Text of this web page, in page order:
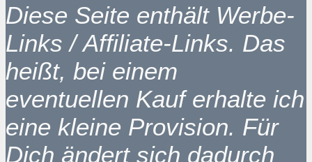
Diese Seite enthält Werbe-
Links / Affiliate-Links. Das
heißt, bei einem
eventuellen Kauf erhalte ich
eine kleine Provision. Für
Dich ändert sich dadurch